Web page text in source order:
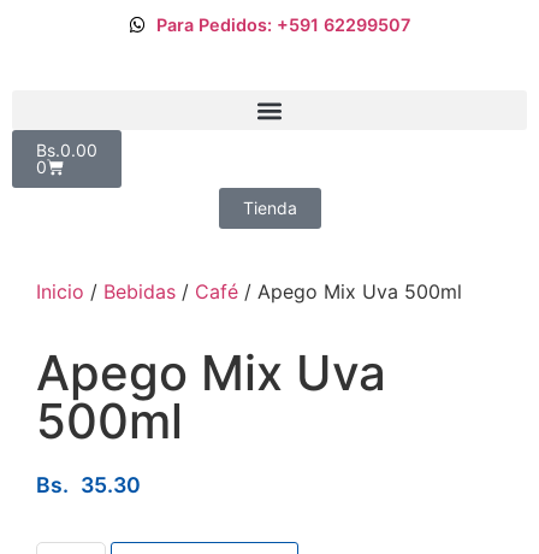
Para Pedidos: +591 62299507
Bs.0.00
0
Tienda
Inicio / Bebidas / Café / Apego Mix Uva 500ml
Apego Mix Uva
500ml
Bs. 35.30